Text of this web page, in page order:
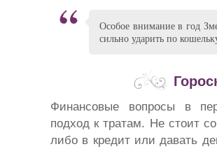
Особое внимание в год
сильно ударить по
Финансовые вопросы в
подход к тратам. Не стоит
либо в кредит или давать